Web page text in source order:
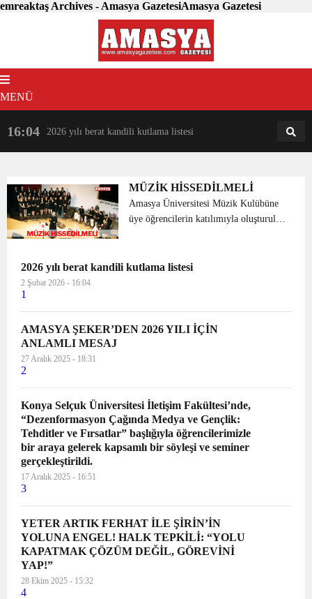
emreaktaş Archives - Amasya GazetesiAmasya Gazetesi
MENÜ
16:04 2026 yılı berat kandili kutlama listesi 18:31
MÜZİK HİSSEDİLMELİ
Amasya Üniversitesi Müzik Kulübüne
üye öğrencilerin katılımıyla oluşturulan
Meslek Yüksekokulunda konser verdi.
2026 yılı berat kandili kutlama listesi
2 Şubat 2026 - 16:04
1
AMASYA ŞEKER’DEN 2026 YILI İÇİN
ANLAMLI MESAJ
27 Aralık 2025 - 18:31
2
Konya Selçuk Üniversitesi İletişim Fakültesi’nde,
“Dezenformasyon Çağında Medya ve Gençlik:
Tehditler ve Fırsatlar” başlığıyla öğrencilerimizle
bir araya gelerek kapsamlı bir söyleşi ve seminer
gerçekleştirildi.
17 Aralık 2025 - 16:51
3
YETER ARTIK FERHAT İLE ŞİRİN’İN
YOLUNA ENGEL! HALK TEPKİLİ: “YOLU
KAPATMAK ÇÖZÜM DEĞİL, GÖREVİNİ
YAP!”
28 Ekim 2025 - 15:32
4